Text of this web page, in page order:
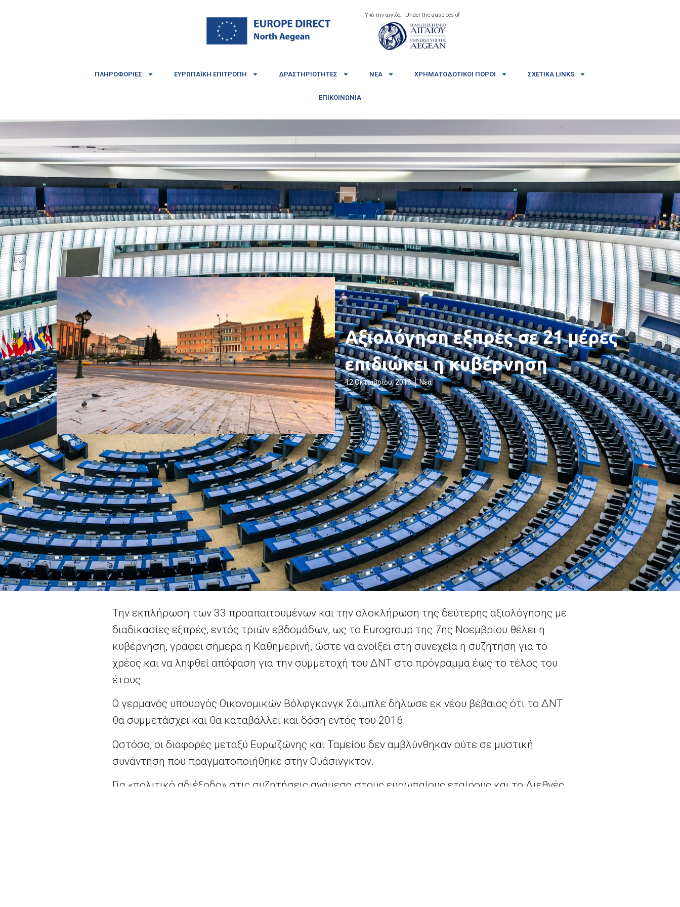
Υπό την αιγίδα | Under the auspices of
ΠΛΗΡΟΦΟΡΊΕΣ ΕΥΡΩΠΑΪΚΉ ΕΠΙΤΡΟΠΉ ΔΡΑΣΤΗΡΙΌΤΗΤΕΣ ΝΈΑ ΧΡΗΜΑΤΟΔΟΤΙΚΟΊ ΠΌΡΟΙ ΣΧΕΤΙΚΆ LINKS
ΕΠΙΚΟΙΝΩΝΊΑ
Αξιολόγηση εξπρές σε 21 μέρες
επιδιώκει η κυβέρνηση
12 Οκτωβρίου, 2016 Νέα
Την εκπλήρωση των 33 προαπαιτουμένων και την ολοκλήρωση της δεύτερης αξιολόγησης με
διαδικασίες εξπρές, εντός τριών εβδομάδων, ως το Eurogroup της 7ης Νοεμβρίου θέλει η
κυβέρνηση, γράφει σήμερα η Καθημερινή, ώστε να ανοίξει στη συνεχεία η συζήτηση για το
χρέος και να ληφθεί απόφαση για την συμμετοχή του ΔΝΤ στο πρόγραμμα έως το τέλος του
έτους.
Ο γερμανός υπουργός Οικονομικών Βόλφγκανγκ Σόιμπλε δήλωσε εκ νέου βέβαιος ότι το ΔΝΤ
θα συμμετάσχει και θα καταβάλλει και δόση εντός του 2016.
Ωστόσο, οι διαφορές μεταξύ Ευρωζώνης και Ταμείου δεν αμβλύνθηκαν ούτε σε μυστική
συνάντηση που πραγματοποιήθηκε στην Ουάσινγκτον.
Για «πολιτικό αδιέξοδο» στις συζητήσεις ανάμεσα στους ευρωπαίους εταίρους και το Διεθνές